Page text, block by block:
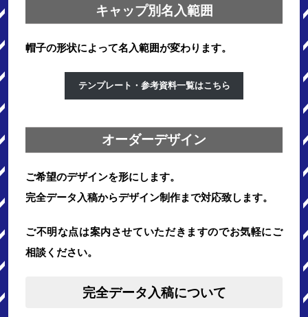
キャップ別名入範囲
帽子の形状によって名入範囲が変わります。
テンプレート・参考資料一覧はこちら
オーダーデザイン
ご希望のデザインを形にします。
完全データ入稿からデザイン制作まで対応致します。
ご不明な点は案内させていただきますのでお気軽にご
相談ください。
完全データ入稿について